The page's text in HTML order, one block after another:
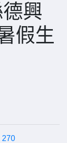
興
假生
270